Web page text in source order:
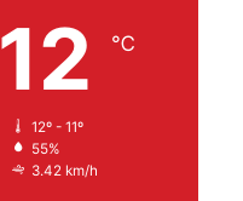
12 ℃
12º - 11º
55%
3.42 km/h